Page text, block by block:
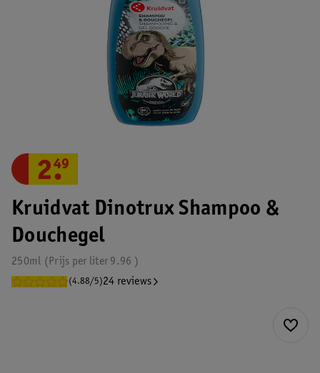
Kruidvat Dinotrux Shampoo &
Douchegel
250ml 9.96
Prijs per liter
(4.88/5)24 reviews
2.
49